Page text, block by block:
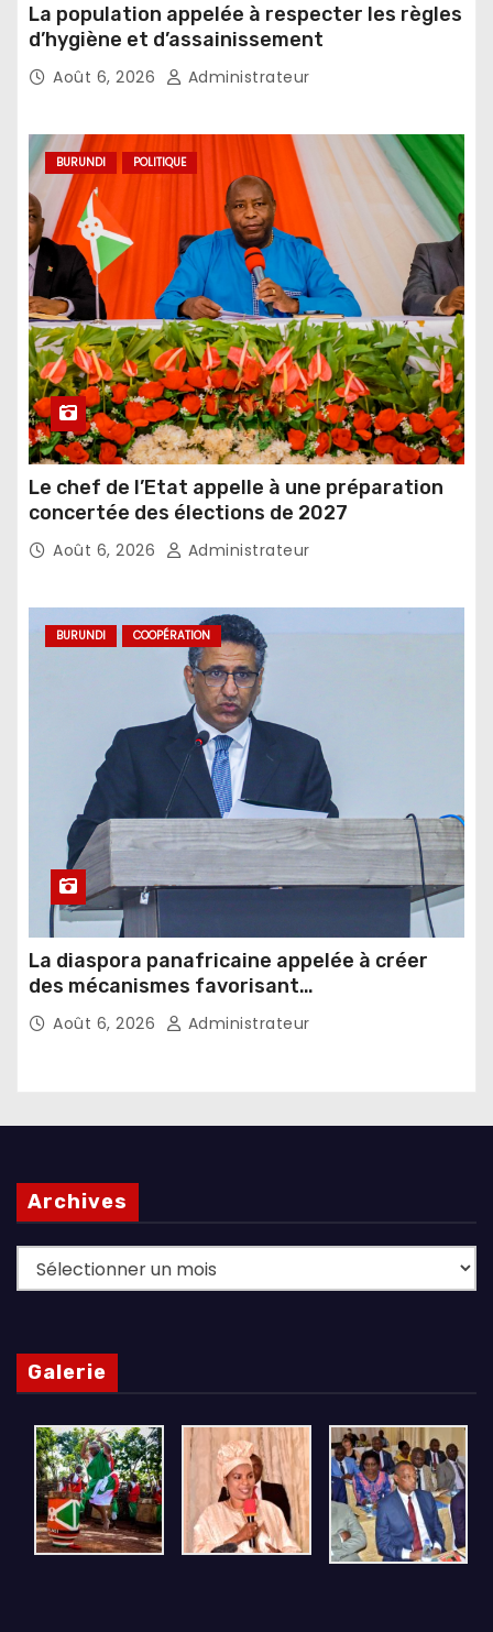
La population appelée à respecter les règles
d’hygiène et d’assainissement
Août 6, 2026 Administrateur
BURUNDI POLITIQUE
Le chef de l’Etat appelle à une préparation
concertée des élections de 2027
Août 6, 2026 Administrateur
BURUNDI COOPÉRATION
La diaspora panafricaine appelée à créer
des mécanismes favorisant
l’investissement dans les pays d’origine
Août 6, 2026 Administrateur
Archives
Archives
Galerie